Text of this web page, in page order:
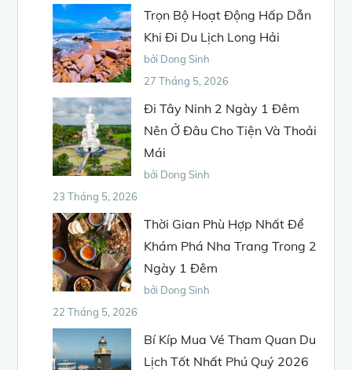
Trọn Bộ Hoạt Động Hấp Dẫn
Khi Đi Du Lịch Long Hải
bởi Dong Sinh
27 Tháng 5, 2026
Đi Tây Ninh 2 Ngày 1 Đêm
Nên Ở Đâu Cho Tiện Và Thoải
Mái
bởi Dong Sinh
23 Tháng 5, 2026
Thời Gian Phù Hợp Nhất Để
Khám Phá Nha Trang Trong 2
Ngày 1 Đêm
bởi Dong Sinh
22 Tháng 5, 2026
Bí Kíp Mua Vé Tham Quan Du
Lịch Tốt Nhất Phú Quý 2026